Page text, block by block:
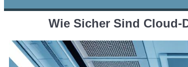
Wie Sicher Sind Cloud-